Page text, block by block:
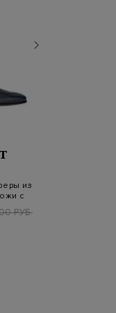
из
с
РУБ.